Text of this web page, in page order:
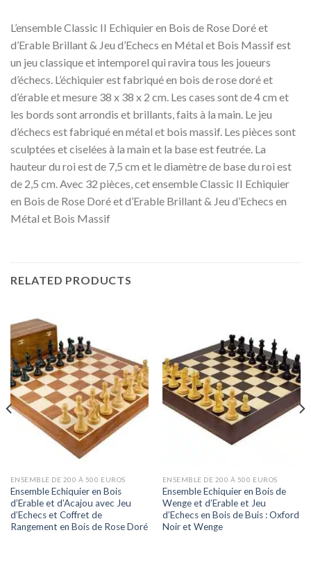
L’ensemble Classic II Echiquier en Bois de Rose Doré et
d’Erable Brillant & Jeu d’Echecs en Métal et Bois Massif est
un jeu classique et intemporel qui ravira tous les joueurs
d’échecs. L’échiquier est fabriqué en bois de rose doré et
d’érable et mesure 38 x 38 x 2 cm. Les cases sont de 4 cm et
les bords sont arrondis et brillants, faits à la main. Le jeu
d’échecs est fabriqué en métal et bois massif. Les pièces sont
sculptées et ciselées à la main et la base est feutrée. La
hauteur du roi est de 7,5 cm et le diamètre de base du roi est
de 2,5 cm. Avec 32 pièces, cet ensemble Classic II Echiquier
en Bois de Rose Doré et d’Erable Brillant & Jeu d’Echecs en
Métal et Bois Massif
RELATED PRODUCTS
ENSEMBLE DE 200 À 500 EUROS
Ensemble Echiquier en Bois
d’Erable et d’Acajou avec Jeu
d’Echecs et Coffret de
Rangement en Bois de Rose Doré
ENSEMBLE DE 200 À 500 EUROS
Ensemble Echiquier en Bois de
Wenge et d’Erable et Jeu
d’Echecs en Bois de Buis : Oxford
Noir et Wenge